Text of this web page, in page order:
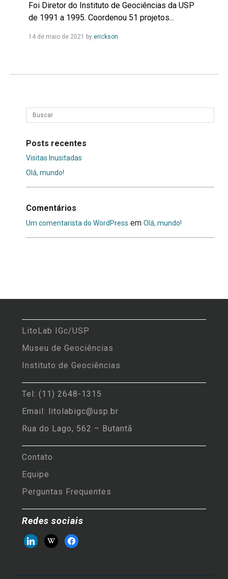
Foi Diretor do Instituto de Geociências da USP
de 1991 a 1995. Coordenou 51 projetos...
14 de maio de 2021 by ericksonLeia
Posts recentes
Visitas Inusitadas
Olá, mundo!
Comentários
Um comentarista do WordPress em Olá, mundo!
LitoLab IGc/USP
Museu de Geociências
Instituto de Geociências
Tel: (11) 2648-1315
Email: litolabigc@usp.br
Rua do Lago, 562 – Butantã
Contato
Equipe
Perguntas Frequentes
Redes sociais
linkedinwikipediafacebook